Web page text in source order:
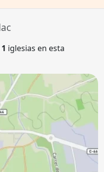
1 iglesias en esta